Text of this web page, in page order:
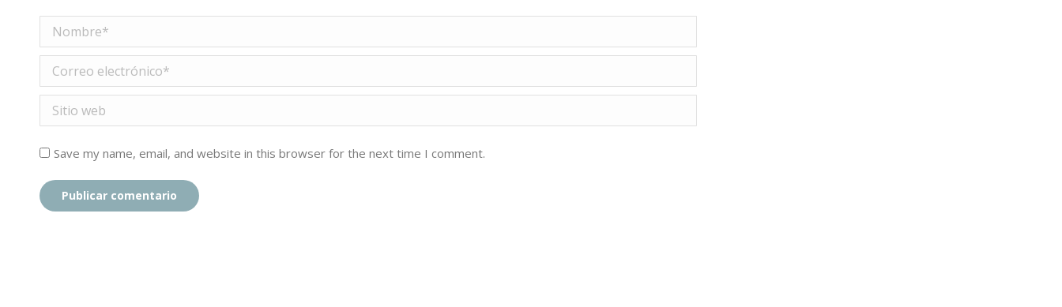
Nombre *
Correo electrónico *
Sitio web
Save my name, email, and website in this browser for the next time I comment.
Publicar comentario